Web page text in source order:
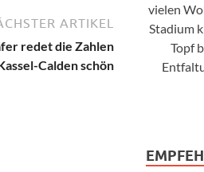
ARTIKEL
redet die Zahlen
Calden schön
vielen
Stadium
Topf